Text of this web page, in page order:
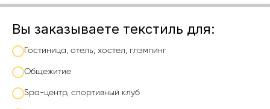
Вы заказываете текстиль для:
Гостиница, отель, хостел, глэмпинг
Общежитие
Spa-центр, спортивный клуб